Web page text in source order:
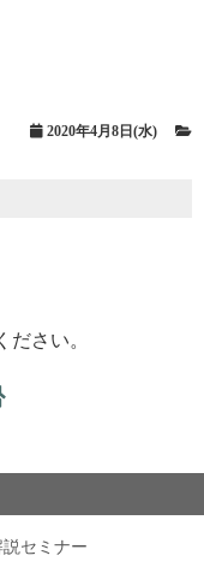
2020年4月8日(水)
ださい。
セミナー